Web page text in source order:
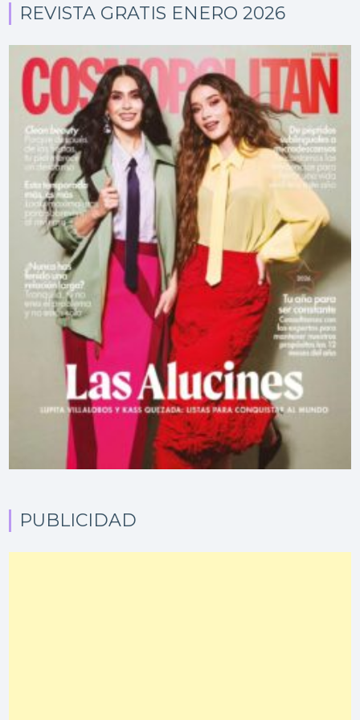
REVISTA GRATIS ENERO 2026
PUBLICIDAD